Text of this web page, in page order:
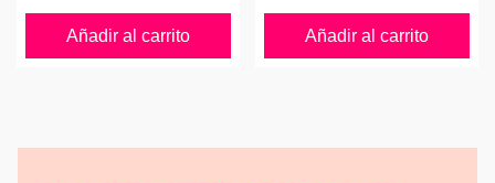
Añadir al carrito Añadir al carrito